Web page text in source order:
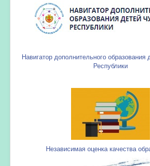
Навигатор дополнительного
Республики
Независимая оценка качества